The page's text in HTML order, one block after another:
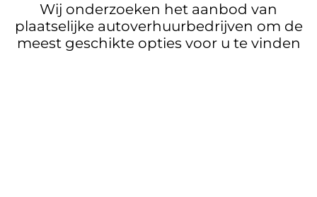
Wij onderzoeken het aanbod van
plaatselijke autoverhuurbedrijven om de
meest geschikte opties voor u te vinden